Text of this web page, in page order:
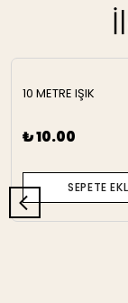
10 METRE IŞIK
₺ 10.00
SEPETE